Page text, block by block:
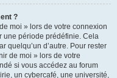
?
moi » lors de votre connexion
une période prédéfinie. Cela
quelqu’un d’autre. Pour rester
de moi » lors de votre
si vous accédez au forum
un cybercafé, une université,